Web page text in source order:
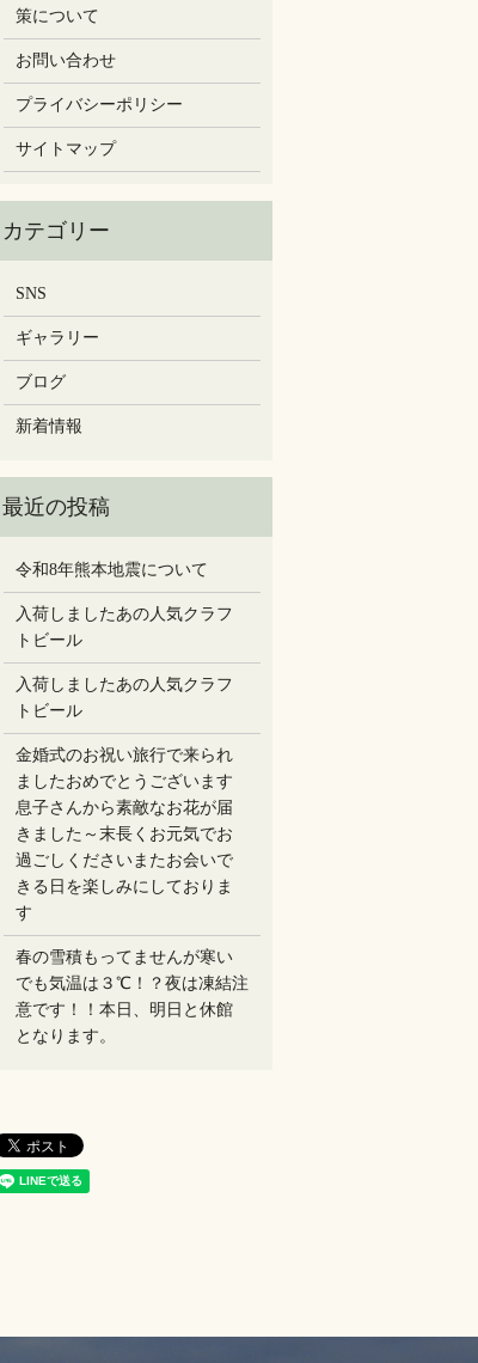
策について
お問い合わせ
プライバシーポリシー
サイトマップ
SNS
ギャラリー
ブログ
新着情報
令和8年熊本地震について
入荷しましたあの人気クラフ
トビール
入荷しましたあの人気クラフ
トビール
金婚式のお祝い旅行で来られ
ましたおめでとうございます
息子さんから素敵なお花が届
きました～末長くお元気でお
過ごしください️またお会いで
きる日を楽しみにしておりま
す
春の雪積もってませんが寒い
でも気温は３℃！？夜は凍結注
意です！！本日、明日と休館
となります。